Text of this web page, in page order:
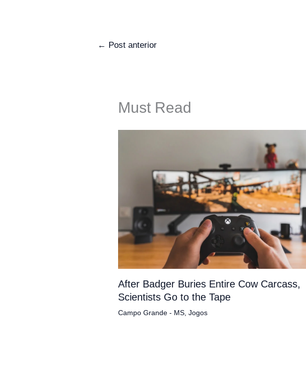
← Post anterior
Must Read
After Badger Buries Entire Cow Carcass,
Scientists Go to the Tape
Campo Grande - MS, Jogos